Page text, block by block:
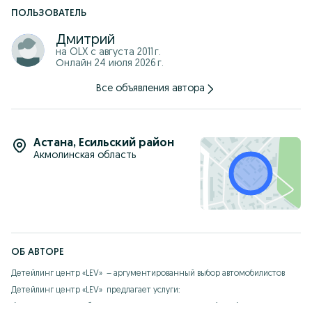
Также шумоизоляция арок специальными материалами для
подавления шума от колес
instagram : detailing_lev
ПОЛЬЗОВАТЕЛЬ
Дмитрий
на OLX с августа 2011 г.
Онлайн 24 июля 2026 г.
Все объявления автора
Астана, Есильский район
Акмолинская область
ОБ АВТОРЕ
Детейлинг центр «LEV»  – аргументированный выбор автомобилистов
Детейлинг центр «LEV»  предлагает услуги: